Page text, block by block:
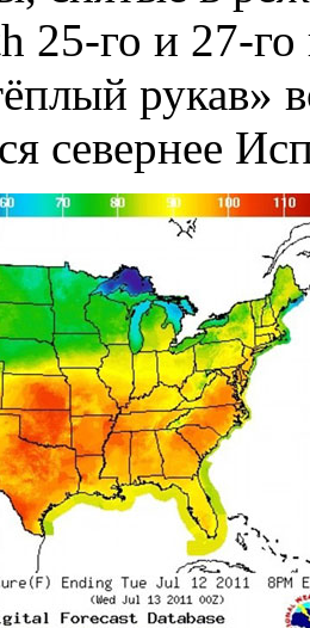
25-го и 27-го
рукав»
севернее